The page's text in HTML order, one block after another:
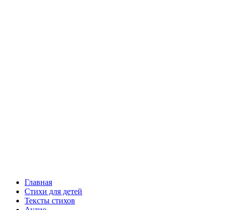
Главная
Стихи для детей
Тексты стихов